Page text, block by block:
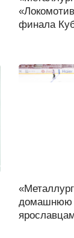
финала
домашнюю